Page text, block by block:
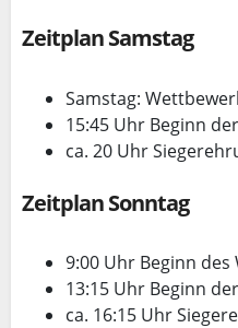
Zeitplan Samstag
Samstag:
15:45 Uhr Beginn
ca. 20 Uhr
Zeitplan Sonntag
9:00 Uhr Beginn
13:15 Uhr Beginn
ca. 16:15 Uhr